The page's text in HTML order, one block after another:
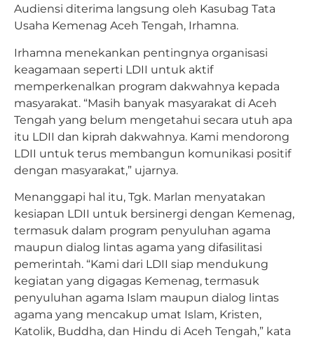
Audiensi diterima langsung oleh Kasubag Tata
Usaha Kemenag Aceh Tengah, Irhamna.
Irhamna menekankan pentingnya organisasi
keagamaan seperti LDII untuk aktif
memperkenalkan program dakwahnya kepada
masyarakat. “Masih banyak masyarakat di Aceh
Tengah yang belum mengetahui secara utuh apa
itu LDII dan kiprah dakwahnya. Kami mendorong
LDII untuk terus membangun komunikasi positif
dengan masyarakat,” ujarnya.
Menanggapi hal itu, Tgk. Marlan menyatakan
kesiapan LDII untuk bersinergi dengan Kemenag,
termasuk dalam program penyuluhan agama
maupun dialog lintas agama yang difasilitasi
pemerintah. “Kami dari LDII siap mendukung
kegiatan yang digagas Kemenag, termasuk
penyuluhan agama Islam maupun dialog lintas
agama yang mencakup umat Islam, Kristen,
Katolik, Buddha, dan Hindu di Aceh Tengah,” kata